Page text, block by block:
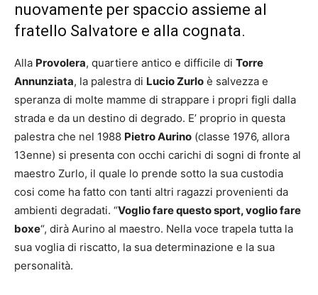
nuovamente per spaccio assieme al
fratello Salvatore e alla cognata.
Alla Provolera, quartiere antico e difficile di Torre
Annunziata, la palestra di Lucio Zurlo è salvezza e
speranza di molte mamme di strappare i propri figli dalla
strada e da un destino di degrado. E’ proprio in questa
palestra che nel 1988 Pietro Aurino (classe 1976, allora
13enne) si presenta con occhi carichi di sogni di fronte al
maestro Zurlo, il quale lo prende sotto la sua custodia
cosi come ha fatto con tanti altri ragazzi provenienti da
ambienti degradati. “Voglio fare questo sport, voglio fare
boxe“, dirà Aurino al maestro. Nella voce trapela tutta la
sua voglia di riscatto, la sua determinazione e la sua
personalità.